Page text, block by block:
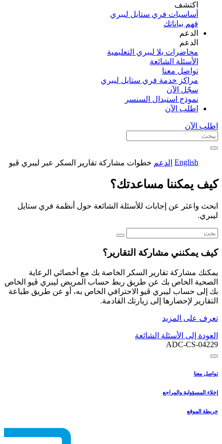
اكتشف​
أساسيات فري ستايل ليبري
فهم بياناتك
الدعم
الدعم
محاضرات يلا ليبري التعليمية
الأسئلة الشائعة
تواصل معنا
مراكز خدمة فري ستايل ليبري
سجّل الآن​
نموذج استبدال السنسر
اطلب الآن
اطلب الآن
English الدعم خطوات مشاركة تقارير السكر عبر ليبري ڤيو
كيف يمكننا مساعدتك؟
ابحث واعثر عن إجابات للأسئلة الشائعة حول أنظمة فري ستايل
ليبري.
كيف يمكنني مشاركة التقارير؟
يمكنك مشاركة تقارير السكر الخاصة بك مع أخصائي الرعاية
الصحية الخاص بك عن طريق ربط حساب المريض ليبري ڤيو الخاص
بك إلى حساب ليبري ڤيو الاحترافي الخاص به، أو عن طريق طباعة
التقارير لإحضارها إلى زيارتك القادمة.
تعرف على المزيد
العودة إلى الأسئلة الشائعة
ADC-CS-04229
تواصل معنا
إخلاء المسؤولية والمراجع
خريطة الموقع